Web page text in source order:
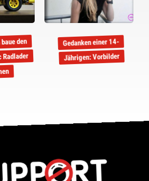
den
Radlader
Gedanken einer 14-
Jährigen: Vorbilder